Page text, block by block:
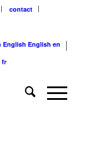
contact
English English en
fr